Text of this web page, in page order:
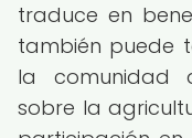
traduce en
también puede
la comunidad
sobre la